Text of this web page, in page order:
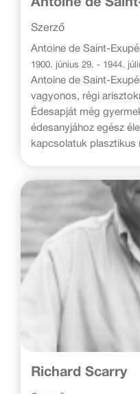
Antoine de
Szerző
Antoine de Saint-
1900. június 29. - 1944.
Antoine de Saint-
vagyonos, régi
Édesapját még
édesanyjához egész
kapcsolatuk plasztikus
Richard Scarry